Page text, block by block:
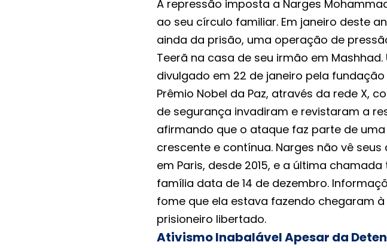
A repressão imposta a Narges
ao seu círculo familiar. Em janeiro deste
ainda da prisão, uma operação de
Teerã na casa de seu irmão em
divulgado em 22 de janeiro pela
Prêmio Nobel da Paz, através da rede X,
de segurança invadiram e revistaram a
afirmando que o ataque faz parte de
crescente e contínua. Narges não vê seus
em Paris, desde 2015, e a última
família data de 14 de dezembro.
fome que ela estava fazendo chegaram
prisioneiro libertado.
Ativismo Inabalável Apesar da